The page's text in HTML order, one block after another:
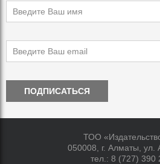
ПОДПИСАТЬСЯ
ТОО
050008, г. Алматы, ул.
тел.: 8 (727) 390